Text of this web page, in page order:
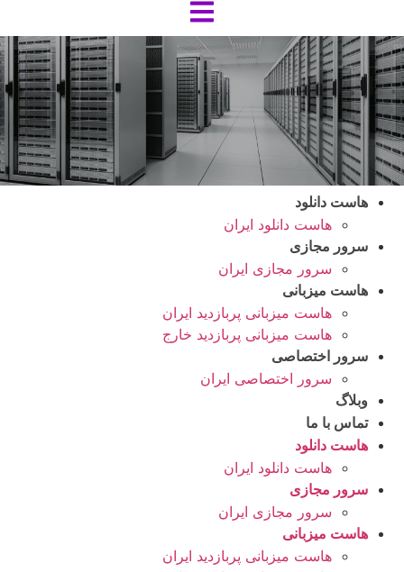
هاست دانلود
هاست دانلود ایران
سرور مجازی
سرور مجازی ایران
هاست میزبانی
هاست میزبانی پربازدید ایران
هاست میزبانی پربازدید خارج
سرور اختصاصی
سرور اختصاصی ایران
وبلاگ
تماس با ما
هاست دانلود
هاست دانلود ایران
سرور مجازی
سرور مجازی ایران
هاست میزبانی
هاست میزبانی پربازدید ایران